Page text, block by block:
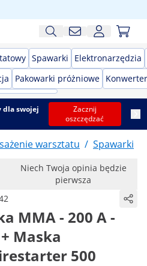
Spawarki
Elektronarzędzia
Pakowarki próżniowe
dla swojej
Zacznij
oszczędzać
warsztatu / Spawarki
Niech Twoja opinia będzie
pierwsza
MMA - 200 A -
Maska
500